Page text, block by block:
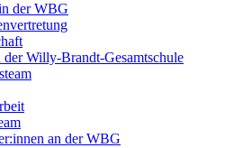
der WBG
der Willy-Brandt-Gesamtschule
an der WBG